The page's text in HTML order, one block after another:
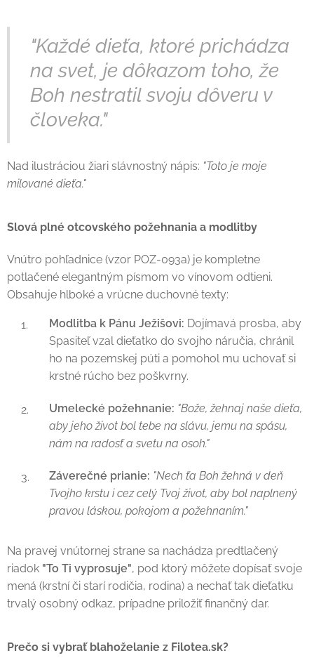
"Každé dieťa, ktoré prichádza
na svet, je dôkazom toho, že
Boh nestratil svoju dôveru v
človeka."
Nad ilustráciou žiari slávnostný nápis: "Toto je moje
milované dieťa."
Slová plné otcovského požehnania a modlitby
Vnútro pohľadnice (vzor POZ-093a) je kompletne
potlačené elegantným písmom vo vínovom odtieni.
Obsahuje hlboké a vrúcne duchovné texty:
Modlitba k Pánu Ježišovi: Dojímavá prosba, aby
Spasiteľ vzal dieťatko do svojho náručia, chránil
ho na pozemskej púti a pomohol mu uchovať si
krstné rúcho bez poškvrny.
Umelecké požehnanie: "Bože, žehnaj naše dieťa,
aby jeho život bol tebe na slávu, jemu na spásu,
nám na radosť a svetu na osoh."
Záverečné prianie: "Nech ťa Boh žehná v deň
Tvojho krstu i cez celý Tvoj život, aby bol naplnený
pravou láskou, pokojom a požehnaním."
Na pravej vnútornej strane sa nachádza predtlačený
riadok "To Ti vyprosuje", pod ktorý môžete dopísať svoje
mená (krstní či starí rodičia, rodina) a nechať tak dieťatku
trvalý osobný odkaz, prípadne priložiť finančný dar.
Prečo si vybrať blahoželanie z Filotea.sk?